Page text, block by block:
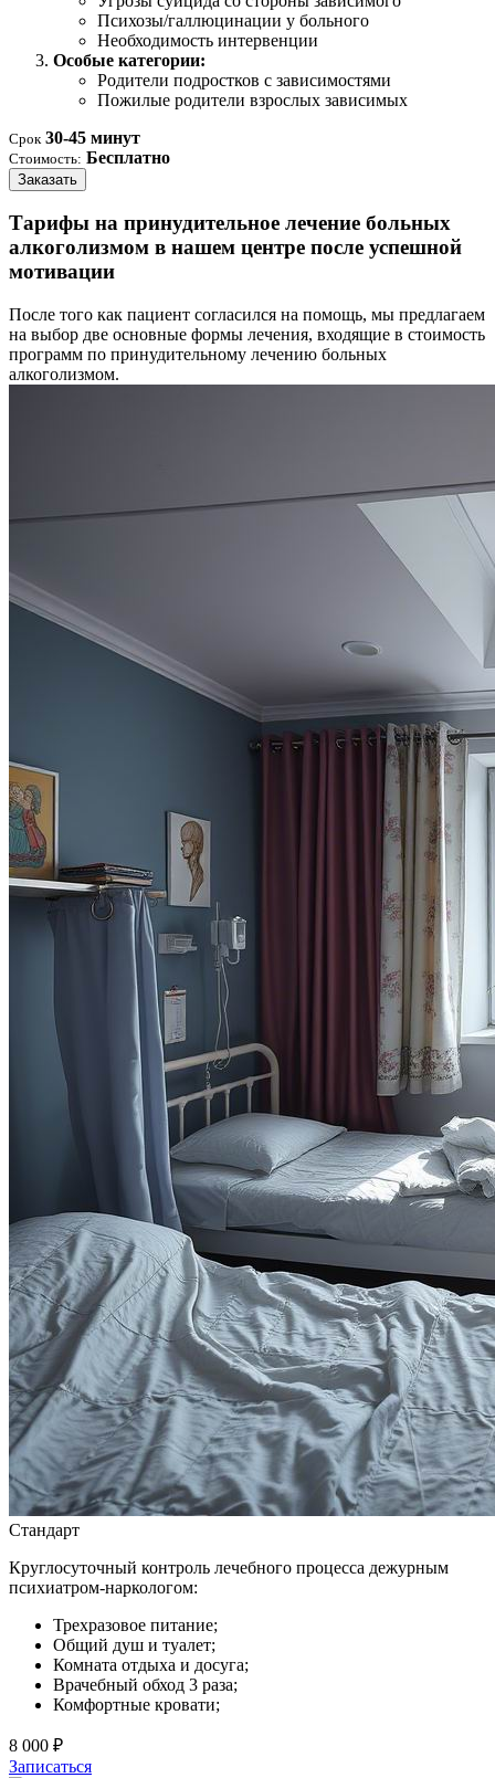
Психозы/галлюцинации у больного
Необходимость интервенции
Особые категории:
Родители подростков с зависимостями
Пожилые родители взрослых зависимых
Срок 30-45 минут
Стоимость: Бесплатно
Заказать
Тарифы на принудительное лечение больных
алкоголизмом в нашем центре после успешной
мотивации
После того как пациент согласился на помощь, мы предлагаем
на выбор две основные формы лечения, входящие в стоимость
программ по принудительному лечению больных
алкоголизмом.
Стандарт
Круглосуточный контроль лечебного процесса дежурным
психиатром-наркологом:
Трехразовое питание;
Общий душ и туалет;
Комната отдыха и досуга;
Врачебный обход 3 раза;
Комфортные кровати;
8 000 ₽
Записаться